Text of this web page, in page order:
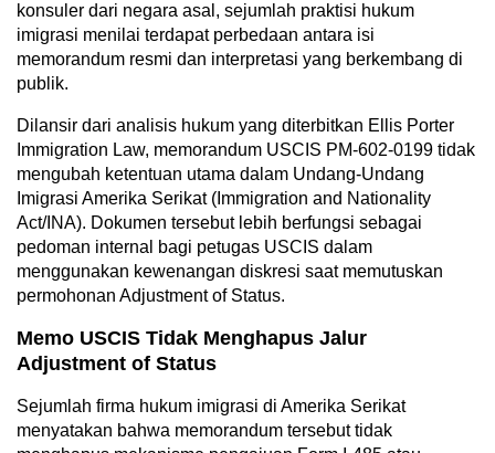
konsuler dari negara asal, sejumlah praktisi hukum
imigrasi menilai terdapat perbedaan antara isi
memorandum resmi dan interpretasi yang berkembang di
publik.
Dilansir dari analisis hukum yang diterbitkan Ellis Porter
Immigration Law, memorandum USCIS PM-602-0199 tidak
mengubah ketentuan utama dalam Undang-Undang
Imigrasi Amerika Serikat (Immigration and Nationality
Act/INA). Dokumen tersebut lebih berfungsi sebagai
pedoman internal bagi petugas USCIS dalam
menggunakan kewenangan diskresi saat memutuskan
permohonan Adjustment of Status.
Memo USCIS Tidak Menghapus Jalur
Adjustment of Status
Sejumlah firma hukum imigrasi di Amerika Serikat
menyatakan bahwa memorandum tersebut tidak